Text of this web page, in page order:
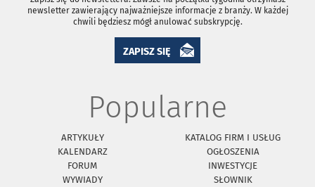
newsletter zawierający najważniejsze informacje z branży. W każdej
chwili będziesz mógł anulować subskrypcję.
ZAPISZ SIĘ
Popularne
ARTYKUŁY
KATALOG FIRM I USŁUG
KALENDARZ
OGŁOSZENIA
FORUM
INWESTYCJE
WYWIADY
SŁOWNIK